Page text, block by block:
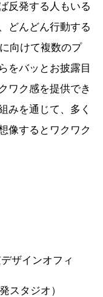
反発する人もいる
どんどん行動する
向けて複数のプ
をバッとお披露目
ワク感を提供でき
みを通じて、多く
像するとワクワク
ザインオフィ
スタジオ）